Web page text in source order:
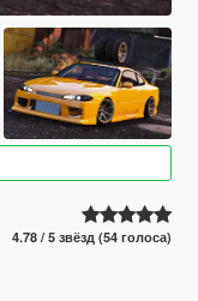
4.78 / 5 звёзд (54 голоса)